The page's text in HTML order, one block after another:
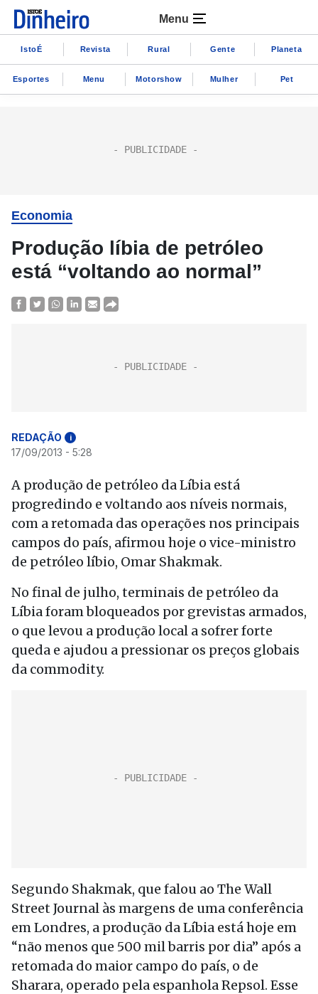
Menu
IstoÉ Revista Rural Gente Planeta
Esportes Menu Motorshow Mulher Pet
Economia
Produção líbia de petróleo
está “voltando ao normal”
REDAÇÃO i
17/09/2013 - 5:28
A produção de petróleo da Líbia está
progredindo e voltando aos níveis normais,
com a retomada das operações nos principais
campos do país, afirmou hoje o vice-ministro
de petróleo líbio, Omar Shakmak.
No final de julho, terminais de petróleo da
Líbia foram bloqueados por grevistas armados,
o que levou a produção local a sofrer forte
queda e ajudou a pressionar os preços globais
da commodity.
Segundo Shakmak, que falou ao The Wall
Street Journal às margens de uma conferência
em Londres, a produção da Líbia está hoje em
“não menos que 500 mil barris por dia” após a
retomada do maior campo do país, o de
Sharara, operado pela espanhola Repsol. Esse